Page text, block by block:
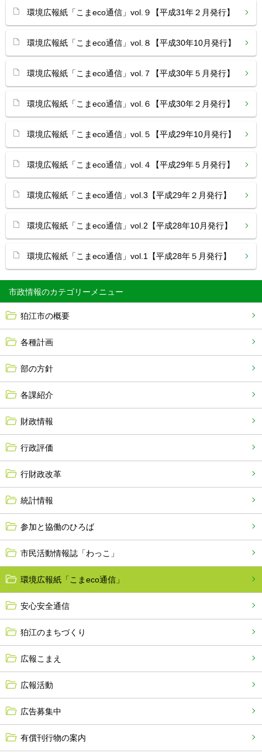
市政情報
狛江市の概要
各種計画
部の方針
各課紹介
財政情報
行政評価
行財政改革
統計情報
参加と協働のひろば
市民活動情報誌「わっこ」
環境広報紙「こまeco通信」
安心安全通信
狛江のまちづくり
広報こまえ
広報活動
広告募集中
有償刊行物の案内
環境広報紙「こまeco通信」vol.９【平成31年２月発行】
環境広報紙「こまeco通信」vol.８【平成30年10月発行】
環境広報紙「こまeco通信」vol.７【平成30年５月発行】
環境広報紙「こまeco通信」vol.６【平成30年２月発行】
環境広報紙「こまeco通信」vol.５【平成29年10月発行】
環境広報紙「こまeco通信」vol.４【平成29年５月発行】
環境広報紙「こまeco通信」vol.3【平成29年２月発行】
環境広報紙「こまeco通信」vol.2【平成28年10月発行】
環境広報紙「こまeco通信」vol.1【平成28年５月発行】